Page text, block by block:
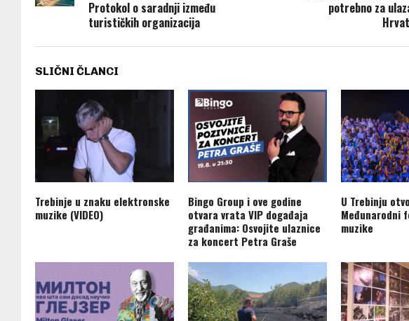
Protokol o saradnji između
turističkih organizacija
potrebno za
SLIČNI ČLANCI
Trebinje u znaku elektronske
muzike (VIDEO)
Bingo Group i ove godine
otvara vrata VIP događaja
građanima: Osvojite ulaznice
za koncert Petra Graše
U Trebinju
Međunarodni
muzike